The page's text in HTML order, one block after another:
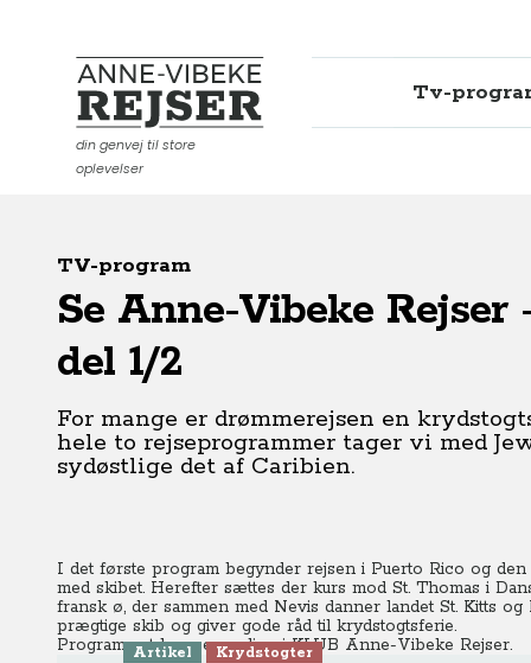
Anne-Vibeke Rejser
din genvej til store
oplevelser
Tv-
TV-program
Se Anne-Vibeke
del 1/2
For mange er drømmerejsen en
hele to rejseprogrammer tager vi med
sydøstlige det af Caribien.
I det første program begynder rejsen i Puerto Rico og den
med skibet. Herefter sættes der kurs mod St. Thomas i
fransk ø, der sammen med Nevis danner landet St. Kitts
prægtige skib og giver gode råd til krydstogtsferie.
Programmet kan ses onlinei KLUB Anne-Vibeke Rejser.
Artikel Krydstogter